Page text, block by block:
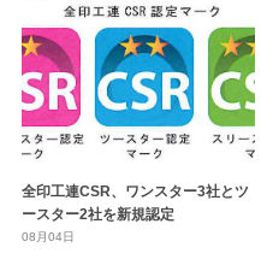
全印工連CSR、ワンスター3社とツ
ースター2社を新規認定
08月04日